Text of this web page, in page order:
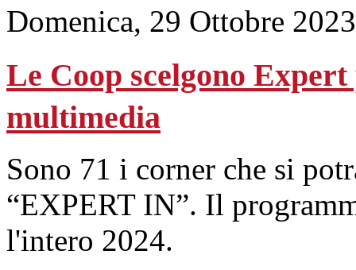
Domenica, 29 Ottobre
Le Coop scelgono
multimedia
Sono 71 i corner che si
“EXPERT IN”. Il
l'intero 2024.